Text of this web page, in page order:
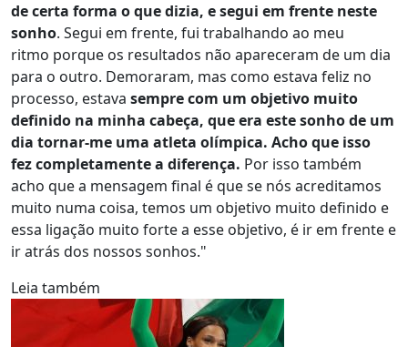
de certa forma o que dizia, e segui em frente neste
sonho. Segui em frente, fui trabalhando ao meu
ritmo porque os resultados não apareceram de um dia
para o outro. Demoraram, mas como estava feliz no
processo, estava sempre com um objetivo muito
definido na minha cabeça, que era este sonho de um
dia tornar-me uma atleta olímpica. Acho que isso
fez completamente a diferença. Por isso também
acho que a mensagem final é que se nós acreditamos
muito numa coisa, temos um objetivo muito definido e
essa ligação muito forte a esse objetivo, é ir em frente e
ir atrás dos nossos sonhos."
Leia também